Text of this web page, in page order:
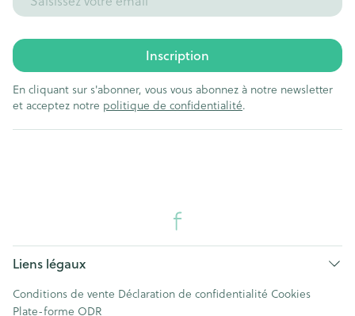
Inscription
En cliquant sur s'abonner, vous vous abonnez à notre newsletter
et acceptez notre politique de confidentialité.
Liens légaux
Conditions de vente Déclaration de confidentialité Cookies
Plate-forme ODR